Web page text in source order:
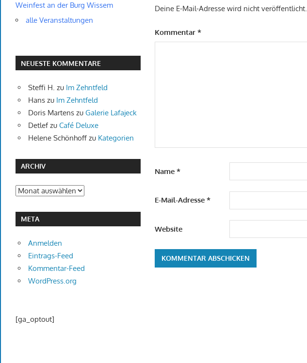
Deine E-Mail-Adresse wird nicht veröffentlicht.
Kommentar*
Name*
E-Mail-Adresse*
Website
Weinfest an der Burg Wissem
alle Veranstaltungen
NEUESTE KOMMENTARE
Steffi H. zu Im Zehntfeld
Hanszu Im Zehntfeld
Doris Martenszu Galerie Lafajeck
Detlefzu Café Deluxe
Helene Schönhoffzu Kategorien
ARCHIV
Archiv
META
Anmelden
Eintrags-Feed
Kommentar-Feed
WordPress.org
[ga_optout]